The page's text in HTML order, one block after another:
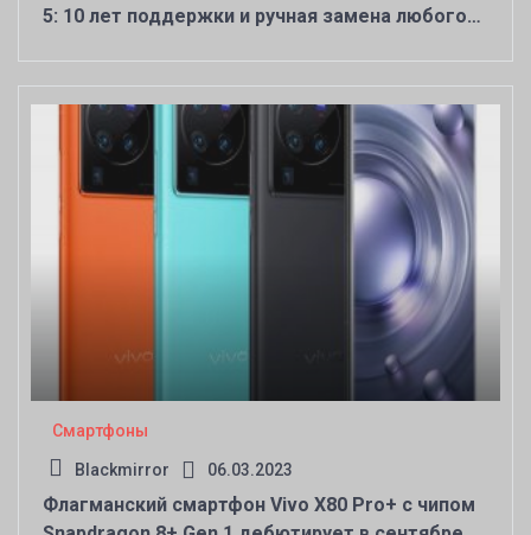
5: 10 лет поддержки и ручная замена любого
Смартфоны
Blackmirror 06.03.2023
Флагманский смартфон Vivo X80 Pro+ с чипом